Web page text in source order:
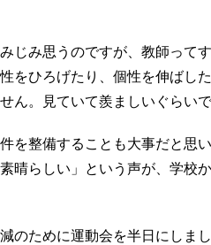
じみ思うのですが、教師って
をひろげたり、個性を伸ばし
ん。見ていて羨ましいぐらいで
を整備することも大事だと思
晴らしい」という声が、学校
のために運動会を半日にしま